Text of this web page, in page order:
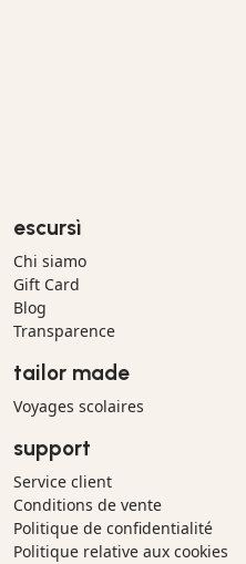
escursì
Chi siamo
Gift Card
Blog
Transparence
tailor made
Voyages scolaires
support
Service client
Conditions de vente
Politique de confidentialité
Politique relative aux cookies